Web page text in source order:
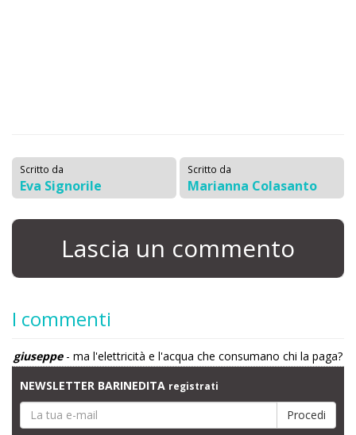
Scritto da
Eva Signorile
Scritto da
Marianna Colasanto
Lascia un commento
I commenti
giuseppe - ma l'elettricità e l'acqua che consumano chi la paga?
NEWSLETTER BARINEDITA registrati